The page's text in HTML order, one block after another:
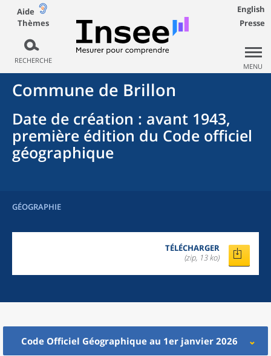
Aide
Thèmes
RECHERCHE
English
Presse
MENU
Commune de Brillon
Date de création : avant 1943,
première édition du Code officiel
géographique
GÉOGRAPHIE
TÉLÉCHARGER
(zip, 13 ko)
Code Officiel Géographique au 1er janvier 2026